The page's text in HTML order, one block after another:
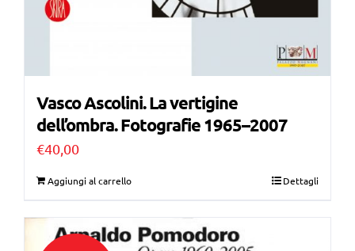
Vasco Ascolini. La vertigine
dell’ombra. Fotografie 1965–2007
€40,00
Aggiungi al carrello Dettagli